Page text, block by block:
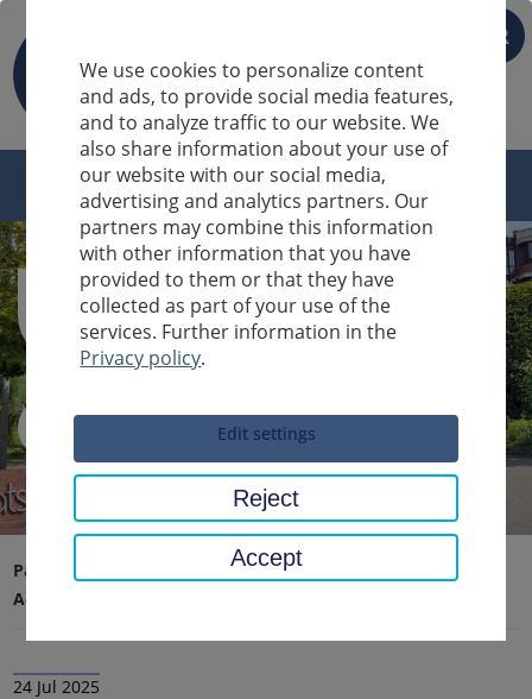
FR
Sucheingabe
Page d'accueil
Conseil régional, district
Actualités
24 Jul 2025
We use cookies to personalize content
and ads, to provide social media features,
and to analyze traffic to our website. We
also share information about your use of
our website with our social media,
advertising and analytics partners. Our
partners may combine this information
with other information that you have
provided to them or that they have
collected as part of your use of the
services. Further information in the
Privacy policy.
Edit settings
Reject
Accept